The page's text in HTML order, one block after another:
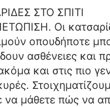
ΣΤΟ ΣΠΙΤΙ
Οι
οπουδήποτε
ασθένειες και
και στις πιο
να μάθετε πώς να